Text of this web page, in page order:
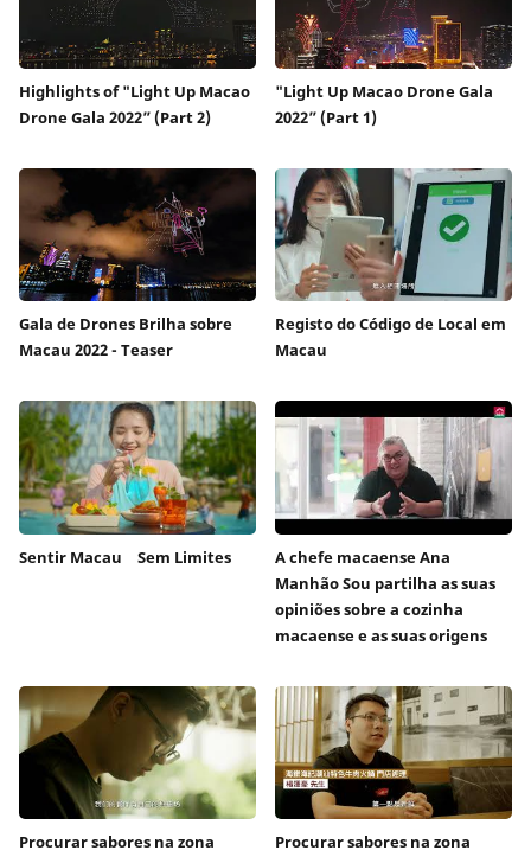
Highlights of "Light Up Macao
Drone Gala 2022” (Part 2)
"Light Up Macao Drone Gala
2022” (Part 1)
Gala de Drones Brilha sobre
Macau 2022 - Teaser
Registo do Código de Local em
Macau
Sentir Macau Sem Limites
A chefe macaense Ana
Manhão Sou partilha as suas
opiniões sobre a cozinha
macaense e as suas origens
Procurar sabores na zona Procurar sabores na zona